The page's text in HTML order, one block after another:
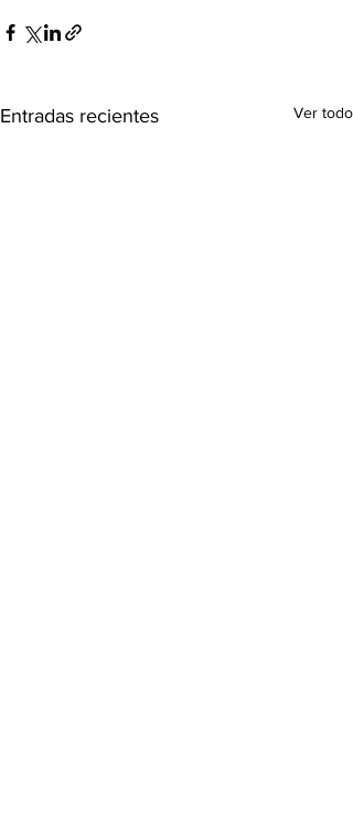
Entradas recientes Ver todo